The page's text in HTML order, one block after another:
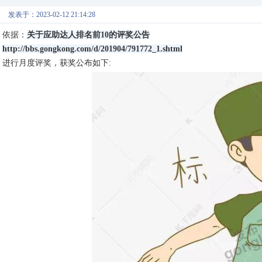
发表于：2023-02-12 21:14:28
依据： 关于应助达人排名前10的评奖公告
http://bbs.gongkong.com/d/201904/791772_1.shtml
进行月度评奖，获奖公布如下: